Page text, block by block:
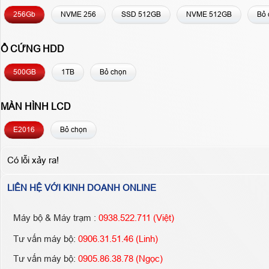
256Gb NVME 256 SSD 512GB NVME 512GB Bỏ
Ổ CỨNG HDD
500GB 1TB Bỏ chọn
MÀN HÌNH LCD
E2016 Bỏ chọn
Có lỗi xảy ra!
LIÊN HỆ VỚI KINH DOANH ONLINE
Máy bộ & Máy trạm : 0938.522.711 (Việt)
Tư vấn máy bộ: 0906.31.51.46 (Linh)
Tư vấn máy bộ: 0905.86.38.78 (Ngọc)